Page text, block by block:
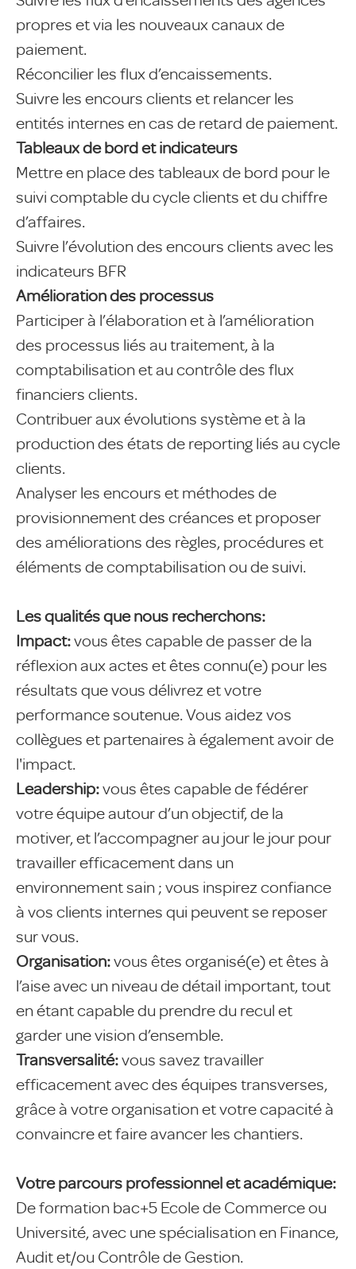
propres et via les nouveaux canaux de
paiement.
Réconcilier les flux d’encaissements.
Suivre les encours clients et relancer les
entités internes en cas de retard de paiement.
Tableaux de bord et indicateurs
Mettre en place des tableaux de bord pour le
suivi comptable du cycle clients et du chiffre
d’affaires.
Suivre l’évolution des encours clients avec les
indicateurs BFR
Amélioration des processus
Participer à l’élaboration et à l’amélioration
des processus liés au traitement, à la
comptabilisation et au contrôle des flux
financiers clients.
Contribuer aux évolutions système et à la
production des états de reporting liés au cycle
clients.
Analyser les encours et méthodes de
provisionnement des créances et proposer
des améliorations des règles, procédures et
éléments de comptabilisation ou de suivi.
Les qualités que nous recherchons:
Impact:vous êtes capable de passer de la
réflexion aux actes et êtes connu(e) pour les
résultats que vous délivrez et votre
performance soutenue. Vous aidez vos
collègues et partenaires à également avoir de
l'impact.
Leadership:vous êtes capable de fédérer
votre équipe autour d’un objectif, de la
motiver, et l’accompagner au jour le jour pour
travailler efficacement dans un
environnement sain ; vous inspirez confiance
à vos clients internes qui peuvent se reposer
sur vous.
Organisation:vous êtes organisé(e) et êtes à
l’aise avec un niveau de détail important, tout
en étant capable du prendre du recul et
garder une vision d’ensemble.
Transversalité:vous savez travailler
efficacement avec des équipes transverses,
grâce à votre organisation et votre capacité à
convaincre et faire avancer les chantiers.
Votre parcours professionnel et académique:
De formation bac+5 Ecole de Commerce ou
Université, avec une spécialisation en Finance,
Audit et/ou Contrôle de Gestion.